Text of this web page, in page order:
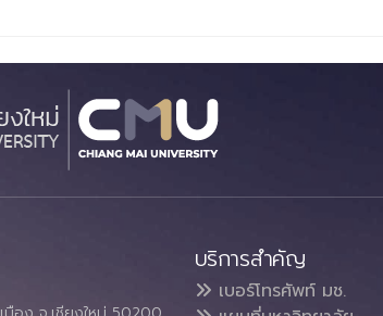
บริการสำคัญ
เบอร์โทรศัพท์ มช.